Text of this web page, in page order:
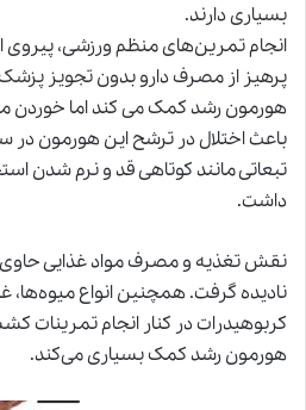
بسیاری دارند.
انجام تمرین‌های منظم ورزشی،
پرهیز از مصرف دارو بدونتجویز
هورمون رشد کمک می کند اما خوردن
باعث اختلال در ترشح این هورمون
تبعاتی مانند کوتاهی قد و نرم شدن
داشت.
نقش تغذیه و مصرف مواد غذایی حاوی
نادیده گرفت. همچنین انواع میوه‌ها،
کربوهیدرات در کنار انجام تمرینات
هورمون رشد کمک بسیاری می‌کند.